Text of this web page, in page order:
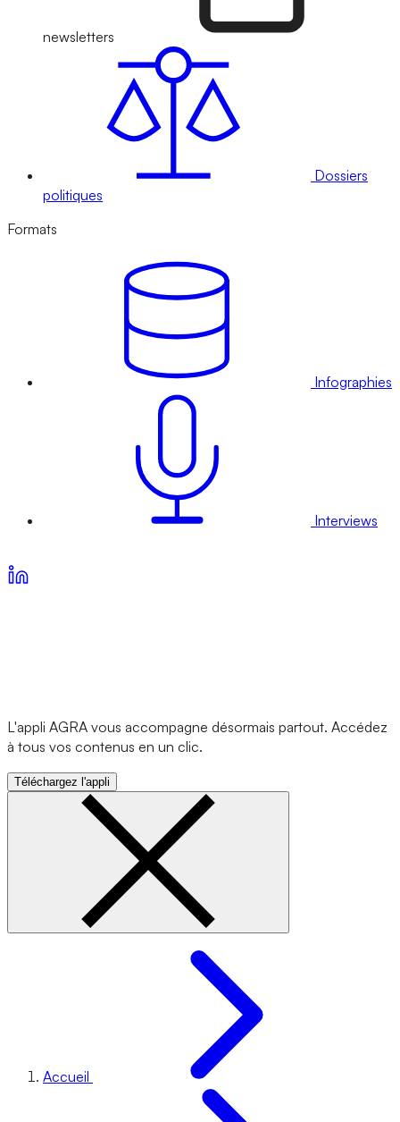
newsletters
Dossiers
politiques
Formats
Infographies
Interviews
L'appli AGRA vous accompagne désormais partout. Accédez
à tous vos contenus en un clic.
Téléchargez l'appli
Accueil